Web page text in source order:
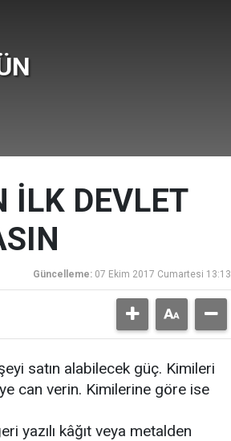
İLK DEVLET
Güncelleme: 07 Ekim 2017 Cumartesi 13:13
satın alabilecek güç. Kimileri
can verin. Kimilerine göre ise
yazılı kâğıt veya metalden